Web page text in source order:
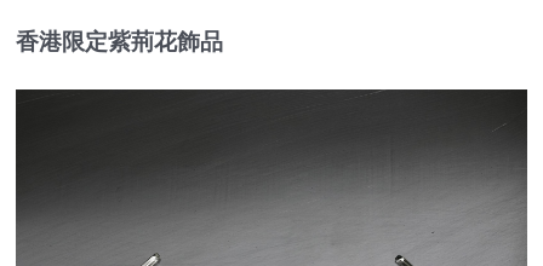
香港限定紫荊花飾品